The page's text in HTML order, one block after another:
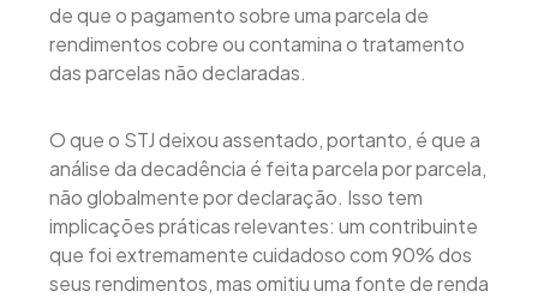
de que o pagamento sobre uma parcela de
rendimentos cobre ou contamina o tratamento
das parcelas não declaradas.
O que o STJ deixou assentado, portanto, é que a
análise da decadência é feita parcela por parcela,
não globalmente por declaração. Isso tem
implicações práticas relevantes: um contribuinte
que foi extremamente cuidadoso com 90% dos
seus rendimentos, mas omitiu uma fonte de renda